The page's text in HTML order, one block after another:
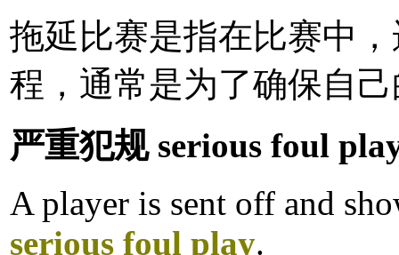
拖延比赛是指在比赛中
程，通常是为了确保自
严重犯规 serious foul
A player is sent off and
serious foul play.